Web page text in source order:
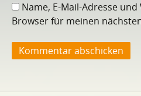
Name, E-Mail-Adresse
Browser für meinen